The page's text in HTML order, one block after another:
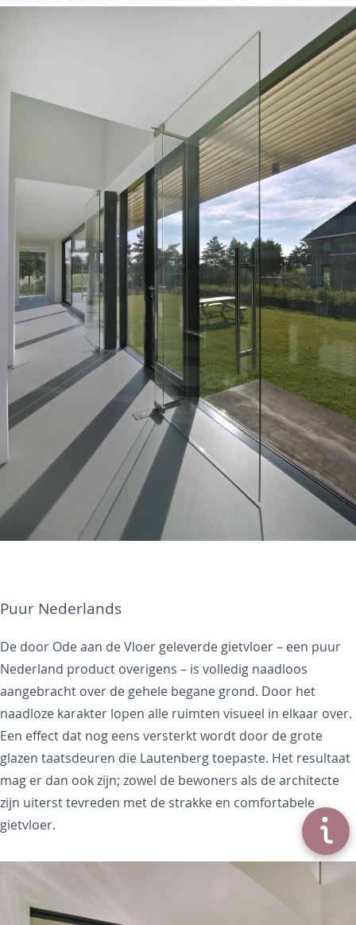
Puur Nederlands
De door Ode aan de Vloer geleverde gietvloer – een puur
Nederland product overigens – is volledig naadloos
aangebracht over de gehele begane grond. Door het
naadloze karakter lopen alle ruimten visueel in elkaar over.
Een effect dat nog eens versterkt wordt door de grote
glazen taatsdeuren die Lautenberg toepaste. Het resultaat
mag er dan ook zijn; zowel de bewoners als de architecte
zijn uiterst tevreden met de strakke en comfortabele
gietvloer.